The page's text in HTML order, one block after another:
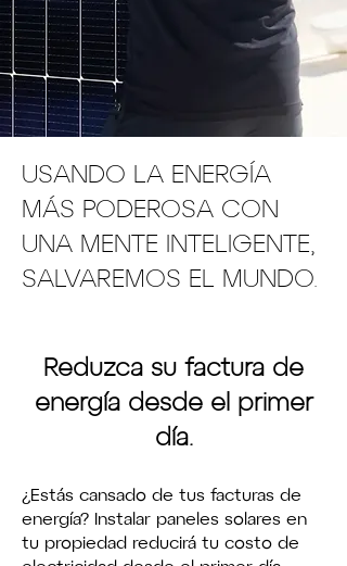
USANDO LA ENERGÍA
MÁS PODEROSA CON
UNA MENTE INTELIGENTE,
SALVAREMOS EL MUNDO.
Reduzca su factura de
energía desde el primer
día.
¿Estás cansado de tus facturas de
energía? Instalar paneles solares en
tu propiedad reducirá tu costo de